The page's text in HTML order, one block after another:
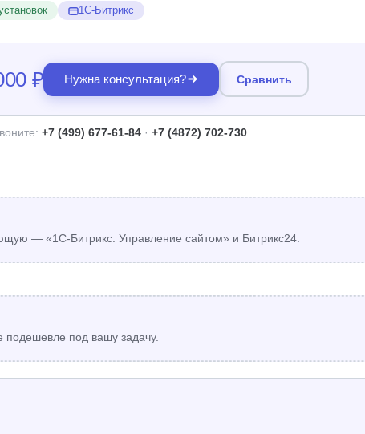
1С-Битрикс
₽ Нужна консультация? Сравнить
+7 (499) 677-61-84 · +7 (4872) 702-730
— «1С-Битрикс: Управление сайтом» и Битрикс24.
под вашу задачу.